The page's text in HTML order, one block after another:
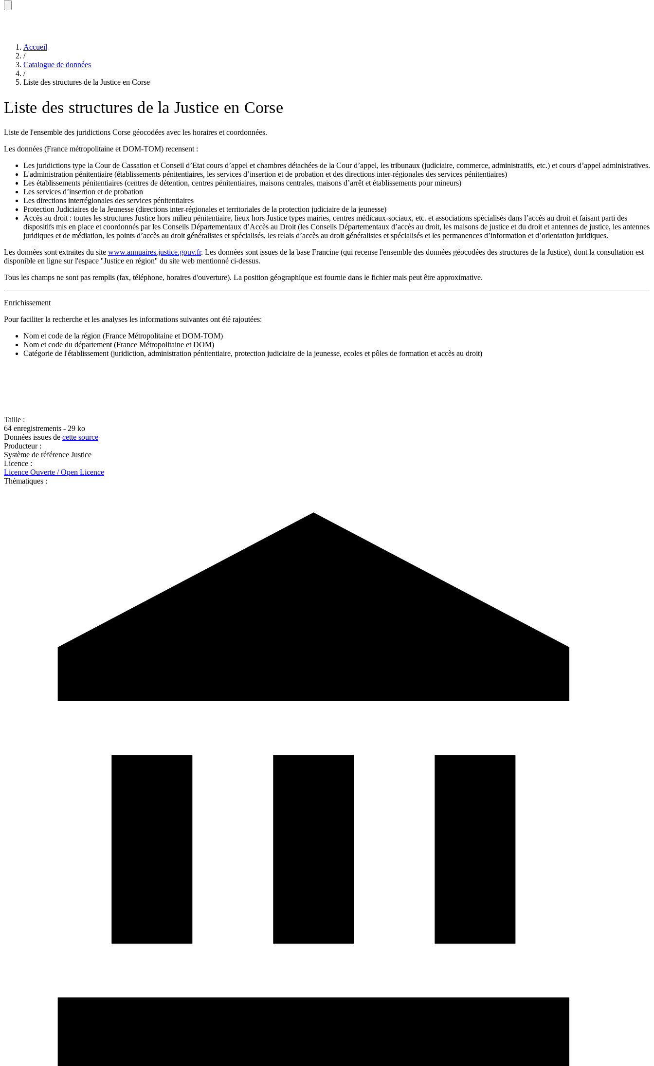
Accueil
/
Catalogue de données
/
Liste des structures de la Justice en Corse
Liste des structures de la Justice en Corse
Liste de l'ensemble des juridictions Corse géocodées avec les horaires et coordonnées.
Les données (France métropolitaine et DOM-TOM) recensent :
Les juridictions type la Cour de Cassation et Conseil d’Etat cours d’appel et chambres détachées de la Cour d’appel, les tribunaux (judiciaire, commerce, administratifs, etc.) et cours d’appel administratives.
L'administration pénitentiaire (établissements pénitentiaires, les services d’insertion et de probation et des directions inter-régionales des services pénitentiaires)
Les établissements pénitentiaires (centres de détention, centres pénitentiaires, maisons centrales, maisons d’arrêt et établissements pour mineurs)
Les services d’insertion et de probation
Les directions interrégionales des services pénitentiaires
Protection Judiciaires de la Jeunesse (directions inter-régionales et territoriales de la protection judiciaire de la jeunesse)
Accès au droit : toutes les structures Justice hors milieu pénitentiaire, lieux hors Justice types mairies, centres médicaux-sociaux, etc. et associations spécialisés dans l’accès au droit et faisant parti des
dispositifs mis en place et coordonnés par les Conseils Départementaux d’Accès au Droit (les Conseils Départementaux d’accès au droit, les maisons de justice et du droit et antennes de justice, les antennes
juridiques et de médiation, les points d’accès au droit généralistes et spécialisés, les relais d’accès au droit généralistes et spécialisés et les permanences d’information et d’orientation juridiques.
Les données sont extraites du site www.annuaires.justice.gouv.fr. Les données sont issues de la base Francine (qui recense l'ensemble des données géocodées des structures de la Justice), dont la consultation est
disponible en ligne sur l'espace ''Justice en région'' du site web mentionné ci-dessus.
Tous les champs ne sont pas remplis (fax, téléphone, horaires d'ouverture). La position géographique est fournie dans le fichier mais peut être approximative.
Enrichissement
Pour faciliter la recherche et les analyses les informations suivantes ont été rajoutées:
Nom et code de la région (France Métropolitaine et DOM-TOM)
Nom et code du département (France Métropolitaine et DOM)
Catégorie de l'établissement (juridiction, administration pénitentiaire, protection judiciaire de la jeunesse, ecoles et pôles de formation et accès au droit)
Taille :
64 enregistrements - 29 ko
Données issues de cette source
Producteur :
Système de référence Justice
Licence :
Licence Ouverte / Open Licence
Thématiques :